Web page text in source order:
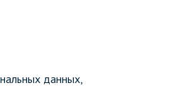
данных,